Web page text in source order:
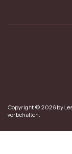
Copyright © 2026 by
vorbehalten.